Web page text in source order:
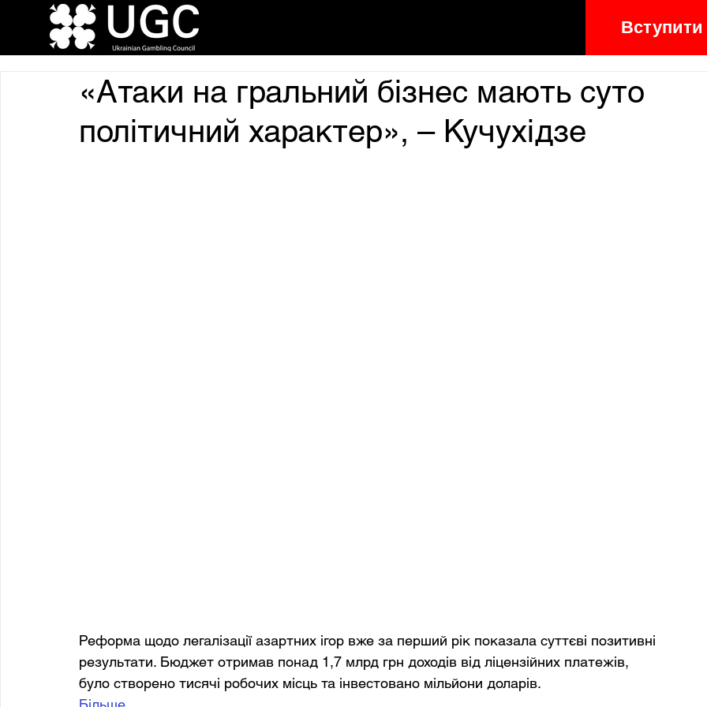
Вступити
«Атаки на гральний бізнес мають суто
політичний характер», – Кучухідзе
Реформа щодо легалізації азартних ігор вже за перший рік показала суттєві позитивні
результати. Бюджет отримав понад 1,7 млрд грн доходів від ліцензійних платежів,
було створено тисячі робочих місць та інвестовано мільйони доларів.